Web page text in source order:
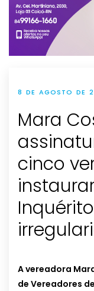
8 DE AGOSTO DE
Mara
cinco
A vereadora
de Vereadores